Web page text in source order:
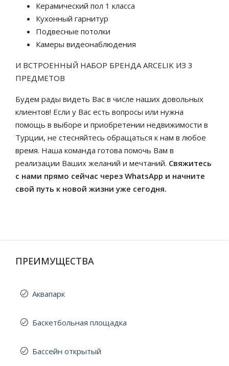
Керамический пол 1 класса
Кухонный гарнитур
Подвесные потолки
Камеры видеонаблюдения
И ВСТРОЕННЫЙ НАБОР БРЕНДА ARCELIK ИЗ 3
ПРЕДМЕТОВ
Будем рады видеть Вас в числе наших довольных
клиентов! Если у Вас есть вопросы или нужна
помощь в выборе и приобретении недвижимости в
Турции, не стесняйтесь обращаться к нам в любое
время. Наша команда готова помочь Вам в
реализации Ваших желаний и мечтаний. Свяжитесь
с нами прямо сейчас через WhatsApp и начните
свой путь к новой жизни уже сегодня.
ПРЕИМУЩЕСТВА
Аквапарк
Баскетбольная площадка
Бассейн открытый